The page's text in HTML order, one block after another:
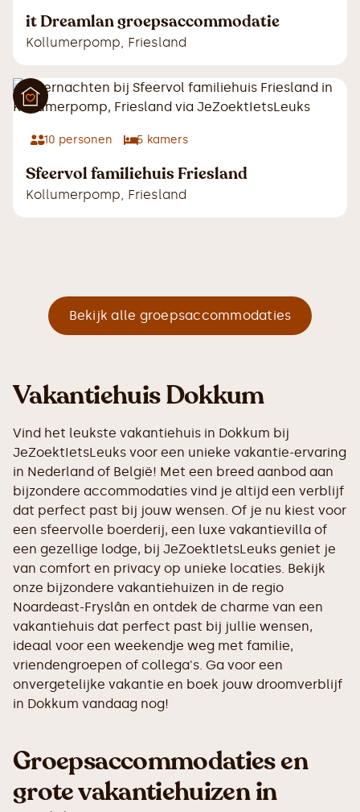
it Dreamlan groepsaccommodatie
Kollumerpomp, Friesland
10 personen 5 kamers
Sfeervol familiehuis Friesland
Kollumerpomp, Friesland
Bekijk alle groepsaccommodaties
Vakantiehuis Dokkum
Vind het leukste vakantiehuis in Dokkum bij
JeZoektIetsLeuks voor een unieke vakantie-ervaring
in Nederland of België! Met een breed aanbod aan
bijzondere accommodaties vind je altijd een verblijf
dat perfect past bij jouw wensen. Of je nu kiest voor
een sfeervolle boerderij, een luxe vakantievilla of
een gezellige lodge, bij JeZoektIetsLeuks geniet je
van comfort en privacy op unieke locaties. Bekijk
onze bijzondere vakantiehuizen in de regio
Noardeast-Fryslân en ontdek de charme van een
vakantiehuis dat perfect past bij jullie wensen,
ideaal voor een weekendje weg met familie,
vriendengroepen of collega's. Ga voor een
onvergetelijke vakantie en boek jouw droomverblijf
in Dokkum vandaag nog!
Groepsaccommodaties en
grote vakantiehuizen in